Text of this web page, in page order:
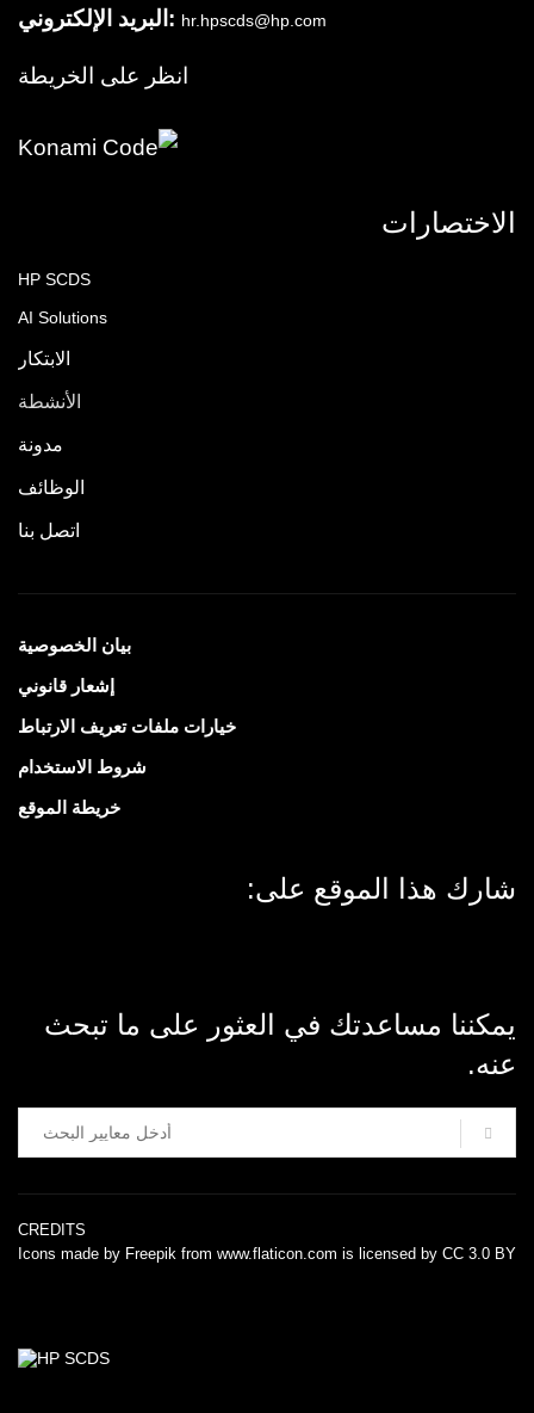
البريد الإلكتروني: hr.hpscds@hp.com
انظر على الخريطة
الاختصارات
HP SCDS
AI Solutions
الابتكار
الأنشطة
مدونة
الوظائف
اتصل بنا
بيان الخصوصية
إشعار قانوني
خيارات ملفات تعريف الارتباط
شروط الاستخدام
خريطة الموقع
شارك هذا الموقع على:
يمكننا مساعدتك في العثور على ما تبحث
عنه.
CREDITS
Icons made by Freepik from www.flaticon.com is licensed by CC 3.0 BY